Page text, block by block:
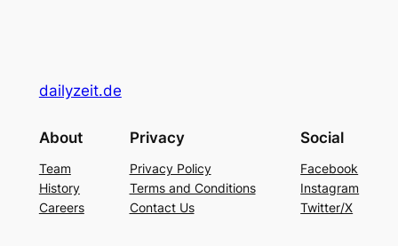
dailyzeit.de
About
Team
History
Careers
Privacy
Privacy Policy
Terms and Conditions
Contact Us
Social
Facebook
Instagram
Twitter/X